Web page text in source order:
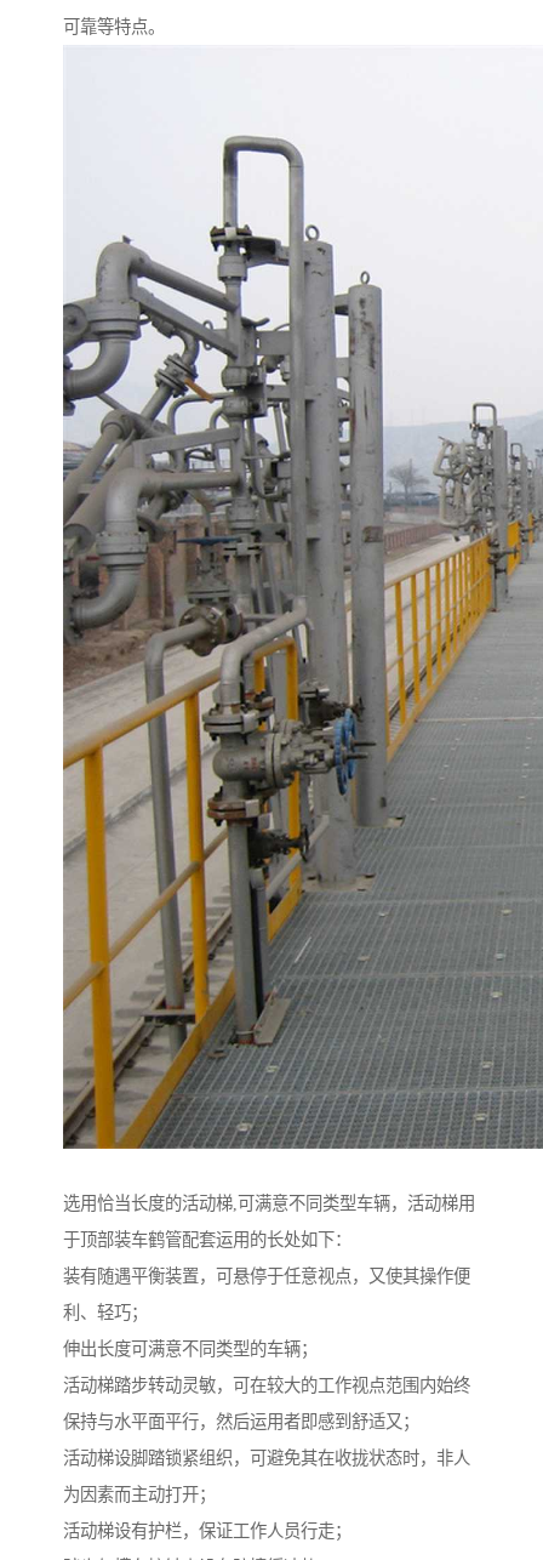
可靠等特点。
选用恰当长度的活动梯,可满意不同类型车辆，活动梯用
于顶部装车鹤管配套运用的长处如下：
装有随遇平衡装置，可悬停于任意视点，又使其操作便
利、轻巧；
伸出长度可满意不同类型的车辆；
活动梯踏步转动灵敏，可在较大的工作视点范围内始终
保持与水平面平行，然后运用者即感到舒适又；
活动梯设脚踏锁紧组织，可避免其在收拢状态时，非人
为因素而主动打开；
活动梯设有护栏，保证工作人员行走；